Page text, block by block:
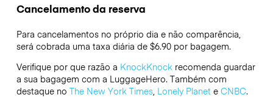
Cancelamento da reserva
Para cancelamentos no próprio dia e não comparência,
será cobrada uma taxa diária de $6.90 por bagagem.
Verifique por que razão a KnockKnockrecomenda guardar
a sua bagagem com a LuggageHero. Também com
destaque no The New York Times, Lonely Planete CNBC.